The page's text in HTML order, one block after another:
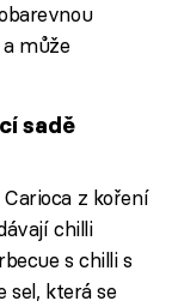
může
sadě
z koření
chilli
s chilli s
sel, která se